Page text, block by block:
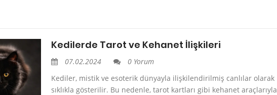
Kedilerde Tarot ve Kehanet İlişkileri
07.02.2024
0 Yorum
Kediler, mistik ve esoterik dünyayla ilişkilendirilmiş canlılar olarak
sıklıkla gösterilir. Bu nedenle, tarot kartları gibi kehanet araçlarıyla